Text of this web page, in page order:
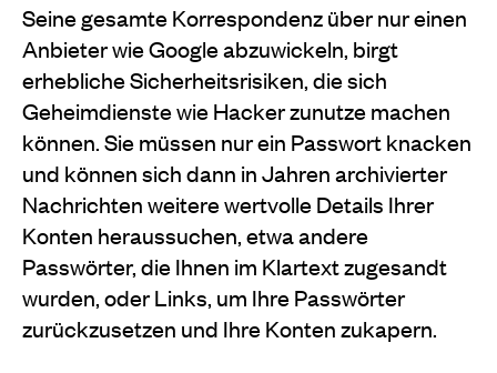
Seine gesamte Korrespondenz über nur einen
Anbieter wie Google abzuwickeln, birgt
erhebliche Sicherheitsrisiken, die sich
Geheimdienste wie Hacker zunutze machen
können. Sie müssen nur ein Passwort knacken
und können sich dann in Jahren archivierter
Nachrichten weitere wertvolle Details Ihrer
Konten heraussuchen, etwa andere
Passwörter, die Ihnen im Klartext zugesandt
wurden, oder Links, um Ihre Passwörter
zurückzusetzen und Ihre Konten zukapern.